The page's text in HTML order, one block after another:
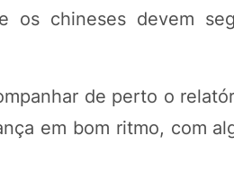
os chineses devem
de perto o
em bom ritmo, com